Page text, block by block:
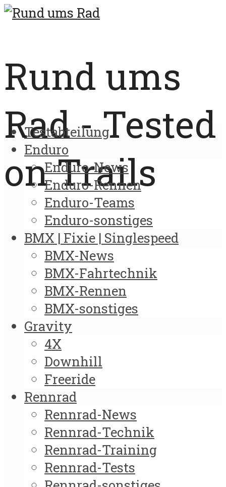
Rund ums
Rad - Tested
on Trails
Testabteilung
Enduro
Enduro-News
Enduro-Rennen
Enduro-Teams
Enduro-sonstiges
BMX | Fixie | Singlespeed
BMX-News
BMX-Fahrtechnik
BMX-Rennen
BMX-sonstiges
Gravity
4X
Downhill
Freeride
Rennrad
Rennrad-News
Rennrad-Technik
Rennrad-Training
Rennrad-Tests